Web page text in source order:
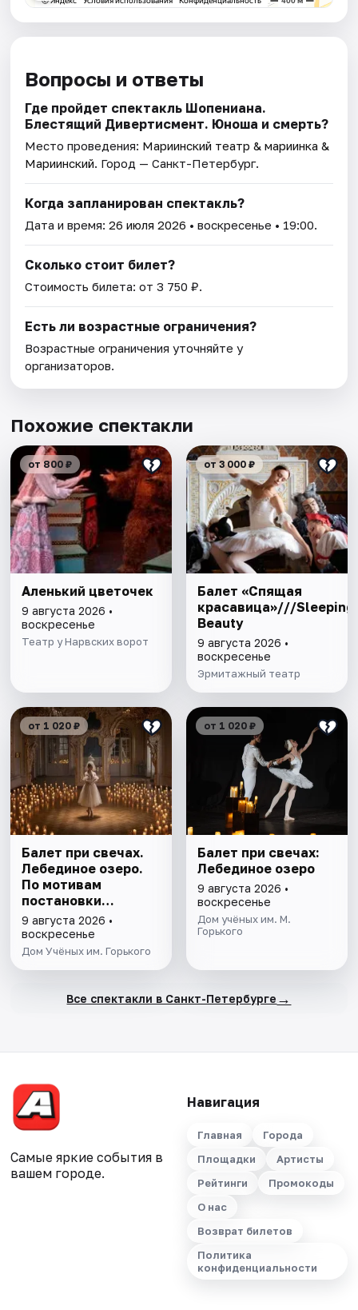
Вопросы и ответы
Где пройдет спектакль Шопениана.
Блестящий Дивертисмент. Юноша и смерть?
Место проведения: Мариинский театр & мариинка &
Мариинский. Город — Санкт-Петербург.
Когда запланирован спектакль?
Дата и время:26 июля 2026 • воскресенье • 19:00.
Сколько стоит билет?
Стоимость билета: от 3 750 ₽.
Есть ли возрастные ограничения?
Возрастные ограничения уточняйте у
организаторов.
Похожие спектакли
от 800 ₽
Аленький цветочек
9 августа 2026 •
воскресенье
Театр у Нарвских ворот
от 3 000 ₽
Балет «Спящая
красавица»///Sleeping
Beauty
9 августа 2026 •
воскресенье
Эрмитажный театр
от 1 020 ₽
Балет при свечах.
Лебединое озеро.
По мотивам
постановки
Мариуса Петипа
9 августа 2026 •
воскресенье
Дом Учёных им. Горького
от 1 020 ₽
Балет при свечах:
Лебединое озеро
9 августа 2026 •
воскресенье
Дом учёных им. М.
Горького
Все спектакли в Санкт-Петербурге →
Самые яркие события в
вашем городе.
Навигация
Главная
Города
Площадки
Артисты
Рейтинги
Промокоды
О нас
Возврат билетов
Политика
конфиденциальности